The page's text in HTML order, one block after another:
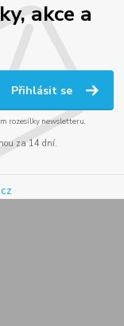
akce a
Přihlásit se
rozesílky newsletteru.
za 14 dní.